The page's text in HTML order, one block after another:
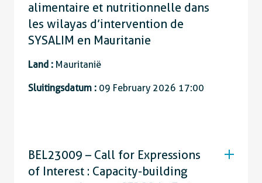
alimentaire et nutritionnelle dans
les wilayas d’intervention de
SYSALIM en Mauritanie
Land : Mauritanië
Sluitingsdatum : 09 February 2026 17:00
BEL23009 – Call for Expressions
of Interest : Capacity-building